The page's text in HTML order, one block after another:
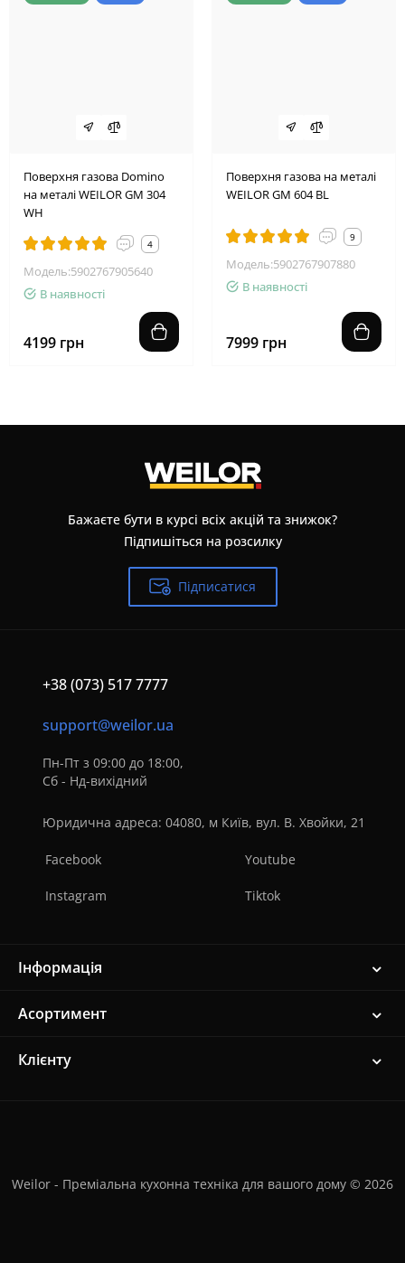
Поверхня газова Domino
на металі WEILOR GM 304
WH
4
Модель:5902767905640
В наявності
4199 грн
Поверхня газова на металі
WEILOR GM 604 BL
9
Модель:5902767907880
В наявності
7999 грн
Бажаєте бути в курсі всіх акцій та знижок?
Підпишіться на розсилку
Підписатися
+38 (073) 517 7777
support@weilor.ua
Пн-Пт з 09:00 до 18:00,
Сб - Нд-вихідний
Юридична адреса: 04080, м Київ, вул. В. Хвойки, 21
Facebook
Instagram
Youtube
Tiktok
Інформація
Асортимент
Клієнту
Weilor - Преміальна кухонна техніка для вашого дому © 2026